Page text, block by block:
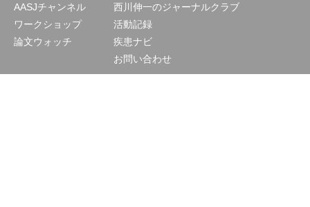
AASJチャンネル
ワークショップ
論文ウォッチ
西川伸一のジャーナルクラブ
活動記録
疾患ナビ
お問い合わせ